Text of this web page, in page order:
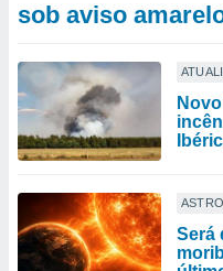
sob aviso
Será